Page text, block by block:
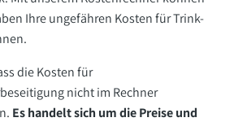
Ihre ungefähren Kosten für Trink-
die Kosten für
nicht im Rechner
Es handelt sich um die Preise und